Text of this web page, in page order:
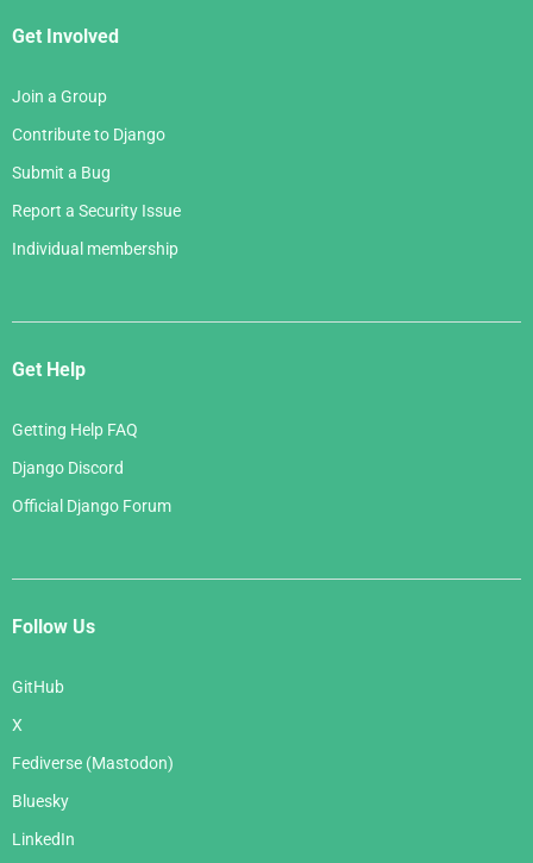
Get Involved
Join a Group
Contribute to Django
Submit a Bug
Report a Security Issue
Individual membership
Get Help
Getting Help FAQ
Django Discord
Official Django Forum
Follow Us
GitHub
X
Fediverse (Mastodon)
Bluesky
LinkedIn